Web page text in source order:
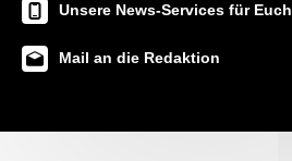
Unsere News-Services für Euch
Mail an die Redaktion